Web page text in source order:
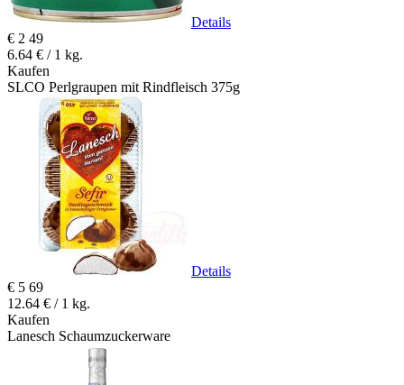
Details
€ 2 49
6.64 € / 1 kg.
Kaufen
SLCO Perlgraupen mit Rindfleisch 375g
Details
€ 5 69
12.64 € / 1 kg.
Kaufen
Lanesch Schaumzuckerware